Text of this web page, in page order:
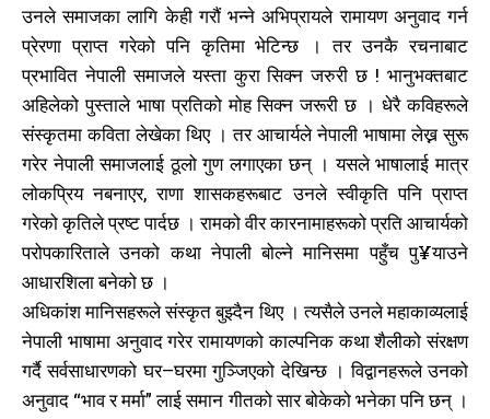
काबिलखबर एफएम सुन्नुहोस
उज्यालो एफएम सुन्नुहोस
काबिलखबर एफएम सुन्नुहोस
उज्यालो एफएम सुन्नुहोस
उनले समाजका लागि केही गरौं भन्ने अभिप्रायले रामायण अनुवाद गर्न
प्रेरणा प्राप्त गरेको पनि कृतिमा भेटिन्छ । तर उनकै रचनाबाट
प्रभावित नेपाली समाजले यस्ता कुरा सिक्न जरुरी छ ! भानुभक्तबाट
अहिलेको पुस्ताले भाषा प्रतिको मोह सिक्न जरूरी छ । धेरै कविहरूले
संस्कृतमा कविता लेखेका थिए । तर आचार्यले नेपाली भाषामा लेख्न सुरू
गरेर नेपाली समाजलाई ठूलो गुण लगाएका छन् । यसले भाषालाई मात्र
लोकप्रिय नबनाएर, राणा शासकहरूबाट उनले स्वीकृति पनि प्राप्त
गरेको कृतिले प्रष्ट पार्दछ । रामको वीर कारनामाहरूको प्रति आचार्यको
परोपकारिताले उनको कथा नेपाली बोल्ने मानिसमा पहुँच पु¥याउने
आधारशिला बनेको छ ।
अधिकांश मानिसहरूले संस्कृत बुझ्दैन थिए । त्यसैले उनले महाकाव्यलाई
नेपाली भाषामा अनुवाद गरेर रामायणको काल्पनिक कथा शैलीको संरक्षण
गर्दै सर्वसाधारणको घर–घरमा गुञ्जिएको देखिन्छ । विद्वानहरूले उनको
अनुवाद “भाव र मर्मा” लाई समान गीतको सार बोकेको भनेका पनि छन् ।